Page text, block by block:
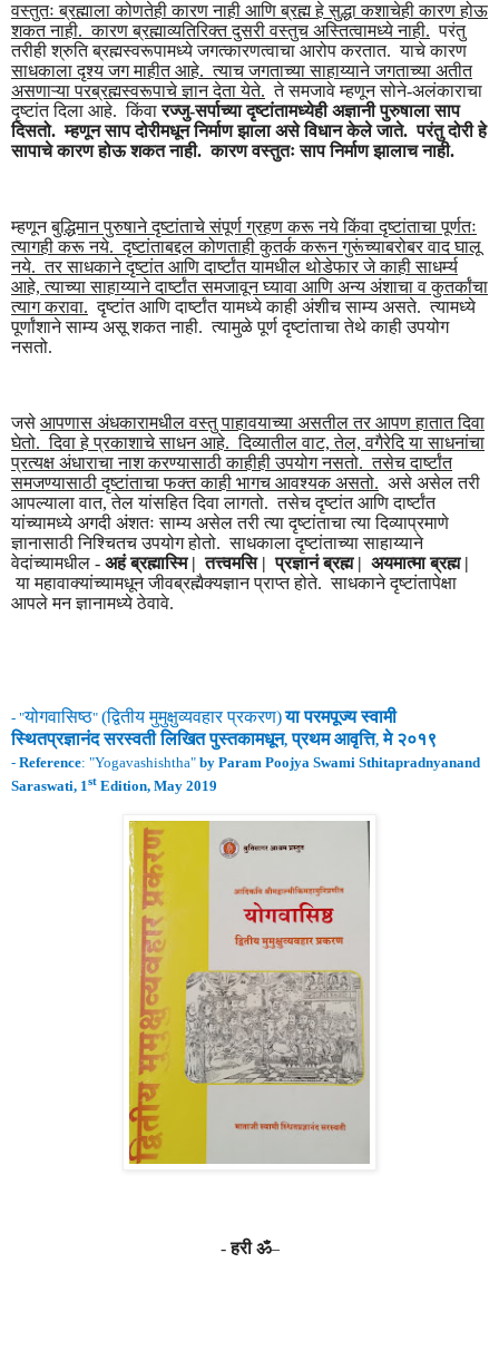
वस्तुतः ब्रह्माला कोणतेही कारण नाही आणि ब्रह्म हे सुद्धा कशाचेही कारण होऊ
शकत नाही. कारण ब्रह्माव्यतिरिक्त दुसरी वस्तुच अस्तित्वामध्ये नाही. परंतु
तरीही श्रुति ब्रह्मस्वरूपामध्ये जगत्कारणत्वाचा आरोप करतात. याचे कारण
साधकाला दृश्य जग माहीत आहे. त्याच जगताच्या साहाय्याने जगताच्या अतीत
असणाऱ्या परब्रह्मस्वरूपाचे ज्ञान देता येते. ते समजावे म्हणून सोने-अलंकाराचा
दृष्टांत दिला आहे. किंवारज्जु-सर्पाच्या दृष्टांतामध्येही अज्ञानी पुरुषाला साप
दिसतो. म्हणून साप दोरीमधून निर्माण झाला असे विधान केले जाते. परंतु दोरी हे
सापाचे कारण होऊ शकत नाही. कारण वस्तुतः साप निर्माण झालाच नाही.
म्हणूनबुद्धिमान पुरुषाने दृष्टांताचे संपूर्ण ग्रहण करू नये किंवा दृष्टांताचा पूर्णतः
त्यागही करू नये. दृष्टांताबद्दल कोणताही कुतर्क करून गुरूंच्याबरोबर वाद घालू
नये. तर साधकाने दृष्टांत आणि दार्ष्टांत यामधील थोडेफार जे काही साधर्म्य
आहे, त्याच्या साहाय्याने दार्ष्टांत समजावून घ्यावा आणि अन्य अंशाचा व कुतर्कांचा
त्याग करावा. दृष्टांत आणि दार्ष्टांत यामध्ये काही अंशीच साम्य असते. त्यामध्ये
पूर्णांशाने साम्य असू शकत नाही. त्यामुळे पूर्ण दृष्टांताचा तेथे काही उपयोग
नसतो.
जसे आपणास अंधकारामधील वस्तु पाहावयाच्या असतील तर आपण हातात दिवा
घेतो. दिवा हे प्रकाशाचे साधन आहे. दिव्यातील वाट, तेल, वगैरेदि या साधनांचा
प्रत्यक्ष अंधाराचा नाश करण्यासाठी काहीही उपयोग नसतो. तसेच दार्ष्टांत
समजण्यासाठी दृष्टांताचा फक्त काही भागच आवश्यक असतो. असे असेल तरी
आपल्याला वात, तेल यांसहित दिवा लागतो. तसेच दृष्टांत आणि दार्ष्टांत
यांच्यामध्ये अगदी अंशतः साम्य असेल तरी त्या दृष्टांताचा त्या दिव्याप्रमाणे
ज्ञानासाठी निश्चितच उपयोग होतो. साधकाला दृष्टांताच्या साहाय्याने
वेदांच्यामधील - अहं ब्रह्मास्मि | तत्त्वमसि | प्रज्ञानं ब्रह्म | अयमात्मा ब्रह्म |
या महावाक्यांच्यामधून जीवब्रह्मैक्यज्ञान प्राप्त होते. साधकाने दृष्टांतापेक्षा
आपले मन ज्ञानामध्ये ठेवावे.
- "योगवासिष्ठ" (द्वितीय मुमुक्षुव्यवहार प्रकरण)या परमपूज्य स्वामी
स्थितप्रज्ञानंदसरस्वती लिखित पुस्तकामधून, प्रथमआवृत्ति, मे २०१९
- Reference: "Yogavashishtha" by Param Poojya Swami Sthitapradnyanand
Saraswati, 1st Edition, May 2019
-हरी ॐ–